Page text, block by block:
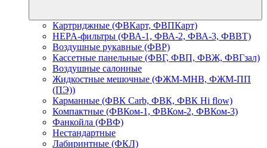
Картриджные (ФВКарт, ФВПКарт)
HEPA-фильтры (ФВА-1, ФВА-2, ФВА-3, ФВВТ)
Воздушные рукавные (ФВР)
Кассетные панельные (ФВГ, ФВП, ФВЖ, ФВГзал)
Воздушные салонные
Жидкостные мешочные (ФЖМ-МНВ, ФЖМ-ПП
(ПЭ))
Карманные (ФВК Carb, ФВК, ФВК Hi flow)
Компактные (ФВКом-1, ФВКом-2, ФВКом-3)
Фанкойла (ФВФ)
Нестандартные
Лабиринтные (ФКЛ)